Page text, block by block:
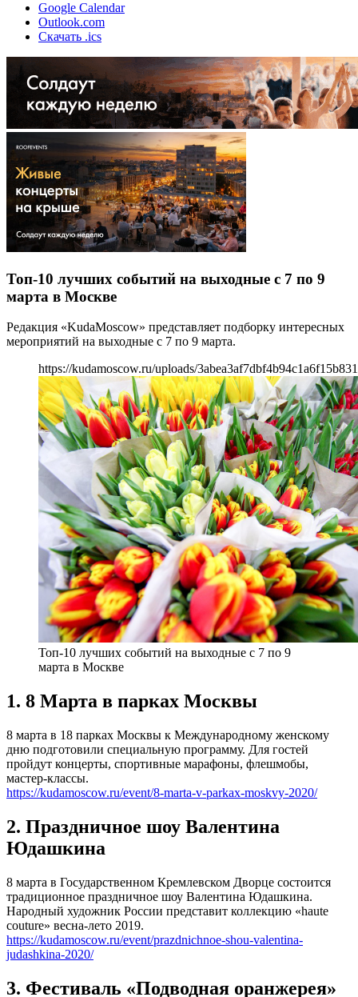
Google Calendar
Outlook.com
Скачать .ics
Топ-10 лучших событий на выходные с 7 по 9
марта в Москве
Редакция «KudaMoscow» представляет подборку интересных
мероприятий на выходные с 7 по 9 марта.
https://kudamoscow.ru/uploads/
Топ-10 лучших событий на выходные с 7 по 9
марта в Москве
1. 8 Марта в парках Москвы
8 марта в 18 парках Москвы к Международному женскому
дню подготовили специальную программу. Для гостей
пройдут концерты, спортивные марафоны, флешмобы,
мастер-классы.
https://kudamoscow.ru/event/8-marta-v-parkax-moskvy-2020/
2. Праздничное шоу Валентина
Юдашкина
8 марта в Государственном Кремлевском Дворце состоится
традиционное праздничное шоу Валентина Юдашкина.
Народный художник России представит коллекцию «haute
couture» весна-лето 2019.
https://kudamoscow.ru/event/prazdnichnoe-shou-valentina-
judashkina-2020/
3. Фестиваль «Подводная оранжерея»